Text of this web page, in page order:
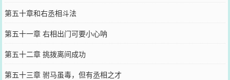
第五十章和右丞相斗法
第五十一章 右相出门可要小心呐
第五十二章 挑拨离间成功
第五十三章 驸马虽毒，但有丞相之才